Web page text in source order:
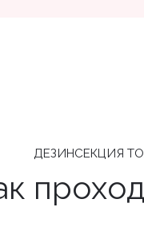
ДЕЗИНСЕКЦИЯ